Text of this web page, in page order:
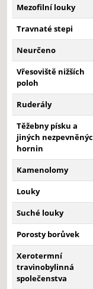
Mezofilní louky
Travnaté stepi
Neurčeno
Vřesoviště nižších
poloh
Ruderály
Těžebny písku a
jiných
hornin
Kamenolomy
Louky
Suché louky
Porosty borůvek
Xerotermní
travinobylinná
společenstva